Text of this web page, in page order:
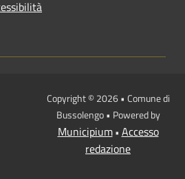
Copyright © 2026 • Comune di
Bussolengo • Powered by
Municipium• Accesso
redazione